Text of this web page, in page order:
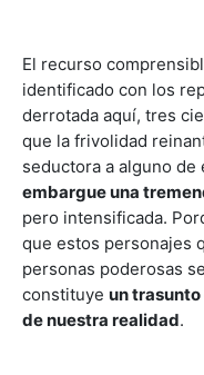
El recurso
identificado con los
derrotada aquí, tres
que la frivolidad
seductora a alguno
embargue una
pero intensificada.
que estos personajes
personas poderosas
constituye un
de nuestra realidad.